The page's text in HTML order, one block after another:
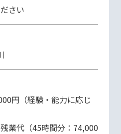
さい
円（経験・能力に応じ
業代（45時間分：74,000